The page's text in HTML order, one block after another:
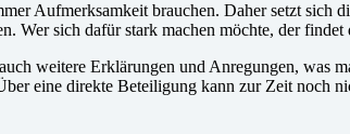
Aufmerksamkeit brauchen. Daher setzt
Wer sich dafür stark machen möchte, der
weitere Erklärungen und Anregungen, was
eine direkte Beteiligung kann zur Zeit noch